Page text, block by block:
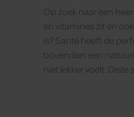
Op zoek naar een
en vitamines zit en
is? Santé heeft de
bovendien een
niet lekker voelt.